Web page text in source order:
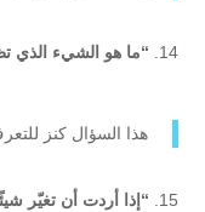
“ما هو الشيء الذي
هذا السؤال كنز
“إذا أردت أن تغيّر